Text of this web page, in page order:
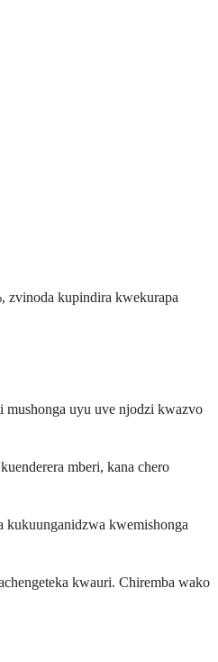
zvinoda kupindira kwekurapa
mushonga uyu uve njodzi kwazvo
mberi, kana chero
kukuunganidzwa kwemishonga
kwauri. Chiremba wako